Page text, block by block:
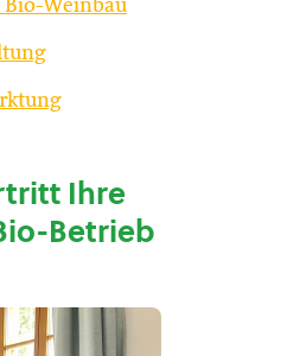
Bio-Weinbau
Ihre
Betrieb